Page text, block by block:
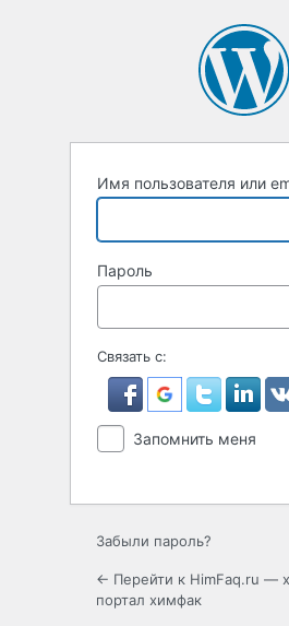
Имя пользователя или
Пароль
Связать с:
Запомнить меня
Забыли пароль?
← Перейти к HimFaq.ru —
портал химфак